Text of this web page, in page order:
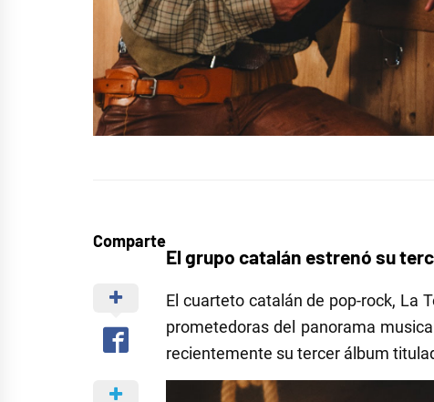
Comparte
El grupo catalán estrenó su
El cuarteto catalán de pop-rock, La
prometedoras del panorama
recientemente su tercer álbum